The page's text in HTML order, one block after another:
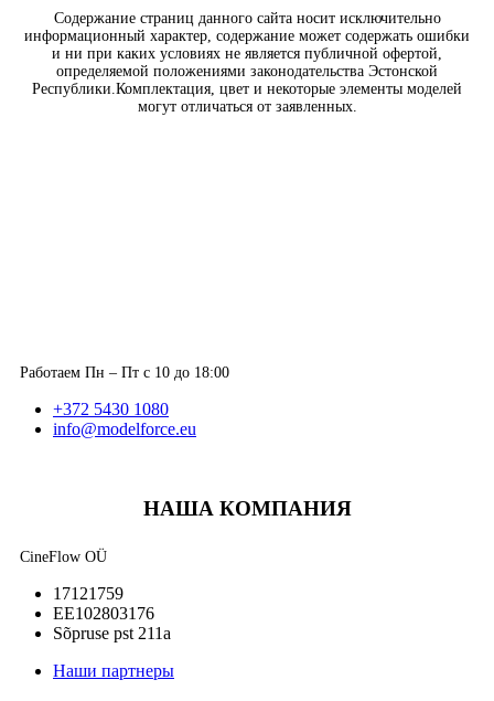
Содержание страниц данного сайта носит исключительно
информационный характер, содержание может содержать ошибки
и ни при каких условиях не является публичной офертой,
определяемой положениями законодательства Эстонской
Республики.Комплектация, цвет и некоторые элементы моделей
могут отличаться от заявленных.
Работаем Пн – Пт с 10 до 18:00
+372 5430 1080
info@modelforce.eu
НАША КОМПАНИЯ
CineFlow OÜ
17121759
EE102803176
Sõpruse pst 211a
Наши партнеры